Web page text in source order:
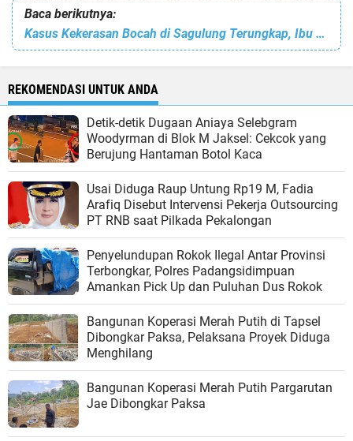
Baca berikutnya:
Kasus Kekerasan Bocah di Sagulung Terungkap, Ibu Angkat Jadi Tersangka
REKOMENDASI UNTUK ANDA
Detik-detik Dugaan Aniaya Selebgram
Woodyrman ⁠di Blok M Jaksel: Cekcok yang
Berujung Hantaman Botol Kaca
Usai Diduga Raup Untung Rp19 M, Fadia
Arafiq Disebut Intervensi Pekerja Outsourcing
PT RNB saat Pilkada Pekalongan
Penyelundupan Rokok Ilegal Antar Provinsi
Terbongkar, Polres Padangsidimpuan
Amankan Pick Up dan Puluhan Dus Rokok
Bangunan Koperasi Merah Putih di Tapsel
Dibongkar Paksa, Pelaksana Proyek Diduga
Menghilang
Bangunan Koperasi Merah Putih Pargarutan
Jae Dibongkar Paksa